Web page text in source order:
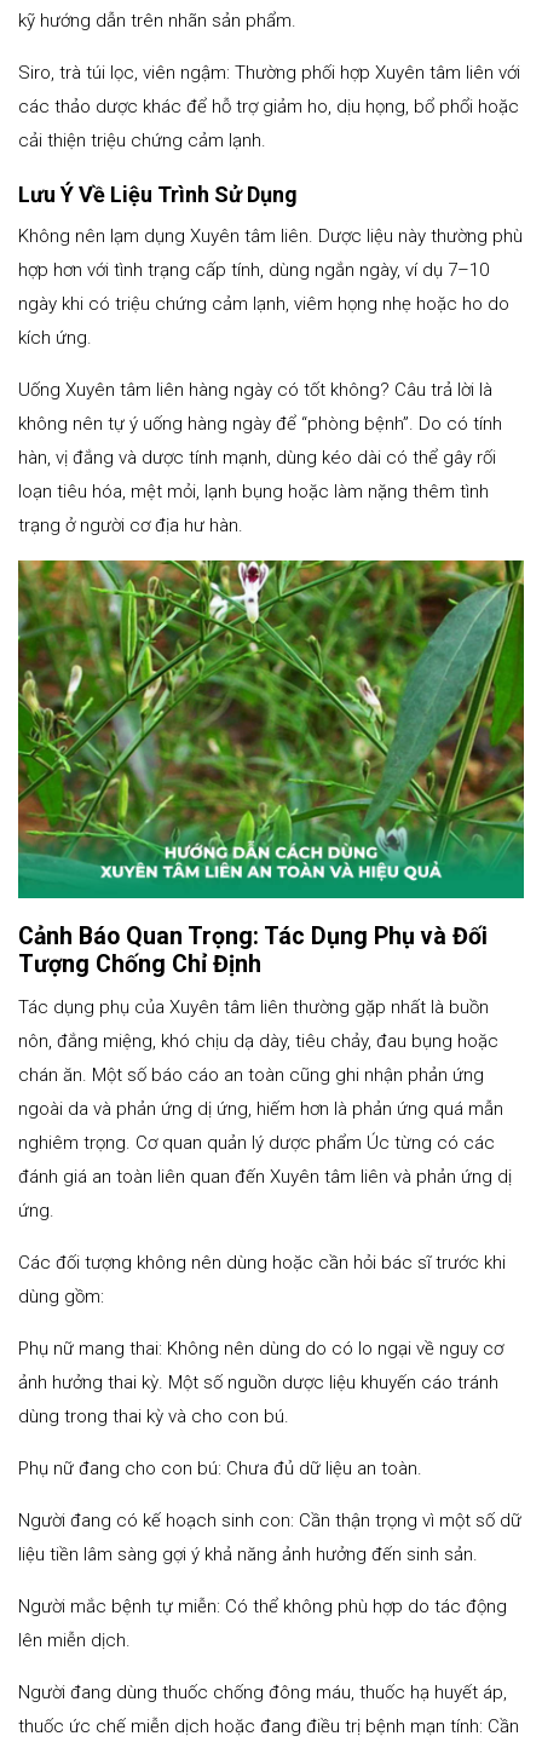
kỹ hướng dẫn trên nhãn sản phẩm.
Siro, trà túi lọc, viên ngậm: Thường phối hợp Xuyên tâm liên với
các thảo dược khác để hỗ trợ giảm ho, dịu họng, bổ phổi hoặc
cải thiện triệu chứng cảm lạnh.
Lưu Ý Về Liệu Trình Sử Dụng
Không nên lạm dụng Xuyên tâm liên. Dược liệu này thường phù
hợp hơn với tình trạng cấp tính, dùng ngắn ngày, ví dụ 7–10
ngày khi có triệu chứng cảm lạnh, viêm họng nhẹ hoặc ho do
kích ứng.
Uống Xuyên tâm liên hàng ngày có tốt không? Câu trả lời là
không nên tự ý uống hàng ngày để “phòng bệnh”. Do có tính
hàn, vị đắng và dược tính mạnh, dùng kéo dài có thể gây rối
loạn tiêu hóa, mệt mỏi, lạnh bụng hoặc làm nặng thêm tình
trạng ở người cơ địa hư hàn.
Cảnh Báo Quan Trọng: Tác Dụng Phụ và Đối
Tượng Chống Chỉ Định
Tác dụng phụ của Xuyên tâm liên thường gặp nhất là buồn
nôn, đắng miệng, khó chịu dạ dày, tiêu chảy, đau bụng hoặc
chán ăn. Một số báo cáo an toàn cũng ghi nhận phản ứng
ngoài da và phản ứng dị ứng, hiếm hơn là phản ứng quá mẫn
nghiêm trọng. Cơ quan quản lý dược phẩm Úc từng có các
đánh giá an toàn liên quan đến Xuyên tâm liên và phản ứng dị
ứng.
Các đối tượng không nên dùng hoặc cần hỏi bác sĩ trước khi
dùng gồm:
Phụ nữ mang thai: Không nên dùng do có lo ngại về nguy cơ
ảnh hưởng thai kỳ. Một số nguồn dược liệu khuyến cáo tránh
dùng trong thai kỳ và cho con bú.
Phụ nữ đang cho con bú: Chưa đủ dữ liệu an toàn.
Người đang có kế hoạch sinh con: Cần thận trọng vì một số dữ
liệu tiền lâm sàng gợi ý khả năng ảnh hưởng đến sinh sản.
Người mắc bệnh tự miễn: Có thể không phù hợp do tác động
lên miễn dịch.
Người đang dùng thuốc chống đông máu, thuốc hạ huyết áp,
thuốc ức chế miễn dịch hoặc đang điều trị bệnh mạn tính: Cần